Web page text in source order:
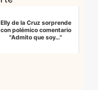
Elly de la Cruz sorprende
con polémico comentario
"Admito que soy…"